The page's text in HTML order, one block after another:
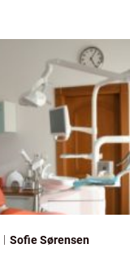
Sofie Sørensen